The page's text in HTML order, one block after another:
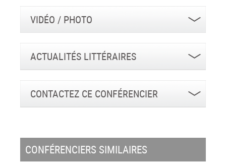
VIDÉO / PHOTO
ACTUALITÉS LITTÉRAIRES
CONTACTEZ CE CONFÉRENCIER
CONFÉRENCIERS SIMILAIRES